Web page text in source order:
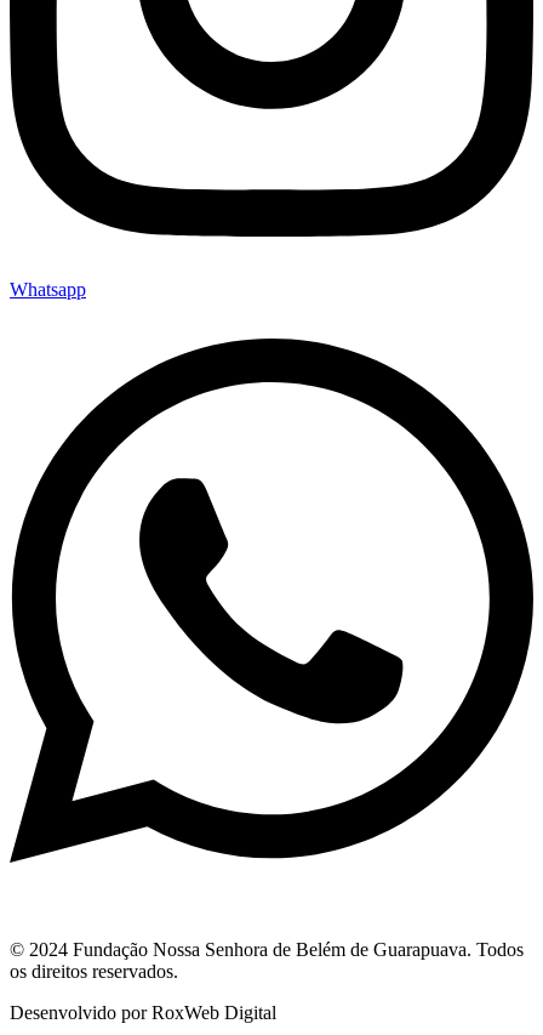
Whatsapp
© 2024 Fundação Nossa Senhora de Belém de Guarapuava. Todos
os direitos reservados.
Desenvolvido por RoxWeb Digital